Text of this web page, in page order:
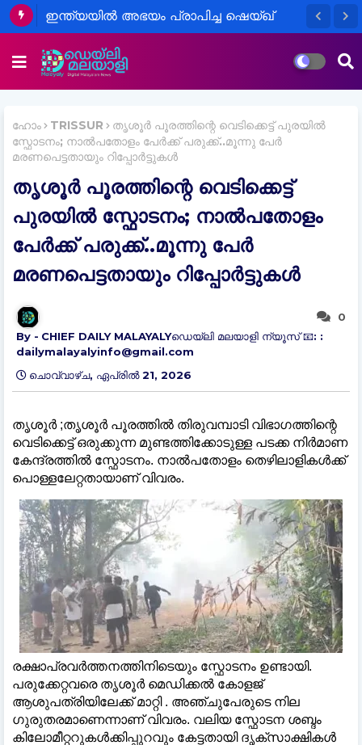
ഇന്ത്യയിൽ അഭയം പ്രാപിച്ച ഷെയ്ഖ്
സമ്മേളനം
ഹോം TRISSUR
തൃശൂർ പൂരത്തിന്റെ വെടിക്കെട്ട് പുരയിൽ
സ്ഫോടനം; നാൽപതോളം പേർക്ക് പരുക്ക്..മൂന്നു പേർ
മരണപെട്ടതായും റിപ്പോർട്ടുകൾ
തൃശൂർ പൂരത്തിന്റെ വെടിക്കെട്ട്
പുരയിൽ സ്ഫോടനം; നാൽപതോളം
പേർക്ക് പരുക്ക്..മൂന്നു പേർ
മരണപെട്ടതായും റിപ്പോർട്ടുകൾ
0
CHIEF DAILY MALAYALYഡെയ്‌ലി മലയാളി ന്യൂസ് 📧: :
dailymalayalyinfo@gmail.com
ചൊവ്വാഴ്ച, ഏപ്രിൽ 21, 2026
തൃശൂർ ;തൃശൂർ പൂരത്തിൽ തിരുവമ്പാടി വിഭാഗത്തിന്റെ
വെടിക്കെട്ട് ഒരുക്കുന്ന മുണ്ടത്തിക്കോടുള്ള പടക്ക നിർമാണ
കേന്ദ്രത്തിൽ സ്ഫോടനം. നാൽപതോളം തെഴിലാളികൾക്ക്
പൊള്ളലേറ്റതായാണ് വിവരം.
രക്ഷാപ്രവർത്തനത്തിനിടെയും സ്ഫോടനം ഉണ്ടായി.
പരുക്കേറ്റവരെ തൃശൂർ മെഡിക്കൽ കോളജ്
ആശുപത്രിയിലേക്ക് മാറ്റി . അഞ്ചുപേരുടെ നില
ഗുരുതരമാണെന്നാണ് വിവരം. വലിയ സ്ഫോടന ശബ്ദം
കിലോമീറ്ററുകൾക്കിപ്പുറവും കേട്ടതായി ദൃക്സാക്ഷികൾ